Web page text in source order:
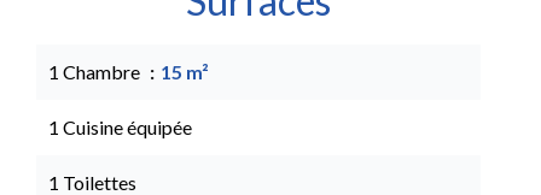
1 Chambre 15 m²
1 Cuisine équipée
1 Toilettes